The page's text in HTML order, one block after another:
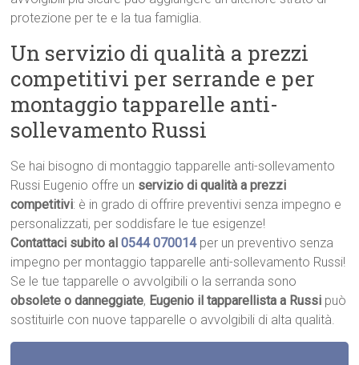
protezione per te e la tua famiglia.
Un servizio di qualità a prezzi
competitivi per serrande e per
montaggio tapparelle anti-
sollevamento Russi
Se hai bisogno di montaggio tapparelle anti-sollevamento
Russi Eugenio offre un servizio di qualità a prezzi
competitivi: è in grado di offrire preventivi senza impegno e
personalizzati, per soddisfare le tue esigenze!
Contattaci subito al0544 070014 per un preventivo senza
impegno per montaggio tapparelle anti-sollevamento Russi!
Se le tue tapparelle o avvolgibili o la serranda sono
obsolete o danneggiate, Eugenio il tapparellista a Russi può
sostituirle con nuove tapparelle o avvolgibili di alta qualità.